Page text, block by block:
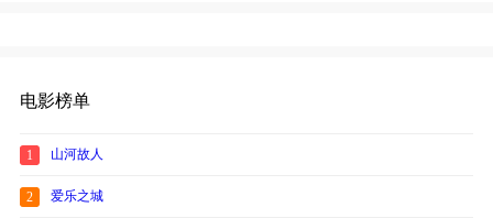
电影榜单
1 山河故人
2 爱乐之城